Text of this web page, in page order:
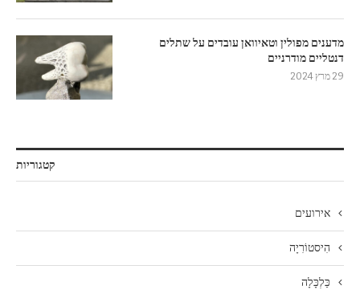
מדענים מפולין וטאיוואן עובדים על שתלים
דנטליים מודרניים
29 מרץ 2024
קטגוריות
אירועים
הִיסטוֹרִיָה
כַּלְכָּלָה